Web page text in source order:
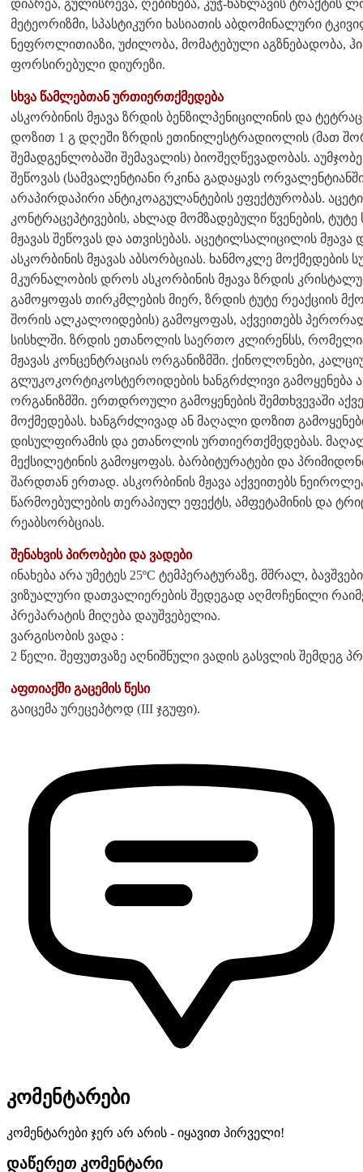
დიარეა, გულისრევა, ღებინება, კუჭ-ნაწლავის ტრაქტის
მეტეორიზმი, სპასტიკური ხასიათის აბდომინალური
ნეფროლითიაზი, უძილობა, მომატებული აგზნებადობა,
ფორსირებული დიურეზი.
სხვა წამლებთან ურთიერთქმედება
ასკორბინის მჟავა ზრდის ბენზილპენიცილინის და
დოზით 1 გ დღეში ზრდის ეთინილესტრადიოლის (მათ
შემადგენლობაში შემავალის) ბიოშეღწევადობას.
შეწოვას (სამვალენტიანი რკინა გადაყავს
არაპირდაპირი ანტიკოაგულანტების ეფექტურობას.
კონტრაცეპტივების, ახლად მომზადებული წვენების, ტუტე
მჟავას შეწოვას და ათვისებას. აცეტილსალიცილის
ასკორბინის მჟავას აბსორბციას. ხანმოკლე
მკურნალობის დროს ასკორბინის მჟავა ზრდის
გამოყოფას თირკმლების მიერ, ზრდის ტუტე რეაქციის
შორის ალკალოიდების) გამოყოფას, აქვეითებს
სისხლში. ზრდის ეთანოლის საერთო კლირენსს, რომელიც
მჟავას კონცენტრაციას ორგანიზმში. ქინოლონები,
გლუკოკორტიკოსტეროიდების ხანგრძლივი გამოყენება
ორგანიზმში. ერთდროული გამოყენების შემთხვევაში
მოქმედებას. ხანგრძლივად ან მაღალი დოზით
დისულფირამის და ეთანოლის ურთიერთქმედებას.
მექსილეტინის გამოყოფას. ბარბიტურატები და
შარდთან ერთად. ასკორბინის მჟავა აქვეითებს
წარმოებულების თერაპიულ ეფექტს, ამფეტამინის და
რეაბსორბციას.
შენახვის პირობები და ვადები
ინახება არა უმეტეს 25ºC ტემპერატურაზე, მშრალ,
ვიზუალური დათვალიერების შედეგად აღმოჩენილი რაიმე
პრეპარატის მიღება დაუშვებელია.
ვარგისობის ვადა :
2 წელი. შეფუთვაზე აღნიშნული ვადის გასვლის შემდეგ
აფთიაქში გაცემის წესი
გაიცემა ურეცეპტოდ (III ჯგუფი).
კომენტარები
კომენტარები ჯერ არ არის - იყავით პირველი!
დაწერეთ კომენტარი